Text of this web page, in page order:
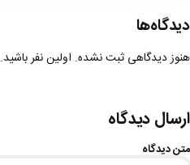
دیدگاه‌ها
هنوز دیدگاهی ثبت نشده. اولین نفر باشید.
ارسال دیدگاه
متن دیدگاه